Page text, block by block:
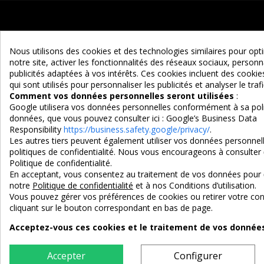
Maison d'un Rêve
Adresse :
EURL MAISON D'UN REVE
90 Route d'Ascarat
64220 UHART-CIZE
Tel : 05 59 19 10 38
e-mail : contact@maisondunreve.com
Nous utilisons des cookies et des technologies similaires pour
notre site, activer les fonctionnalités des réseaux sociaux,
publicités adaptées à vos intérêts. Ces cookies incluent des
qui sont utilisés pour personnaliser les publicités et analyser le
Comment vos données personnelles seront utilisées :
Google utilisera vos données personnelles conformément à sa
données, que vous pouvez consulter ici : Google’s Business Data
Responsibility https://business.safety.google/privacy/.
Les autres tiers peuvent également utiliser vos données
politiques de confidentialité. Nous vous encourageons à
Politique de confidentialité.
En acceptant, vous consentez au traitement de vos données
notre Politique de confidentialité et à nos Conditions d’utilisation.
Vous pouvez gérer vos préférences de cookies ou retirer votre
cliquant sur le bouton correspondant en bas de page.
Acceptez-vous ces cookies et le traitement de vos
Accepter Configurer